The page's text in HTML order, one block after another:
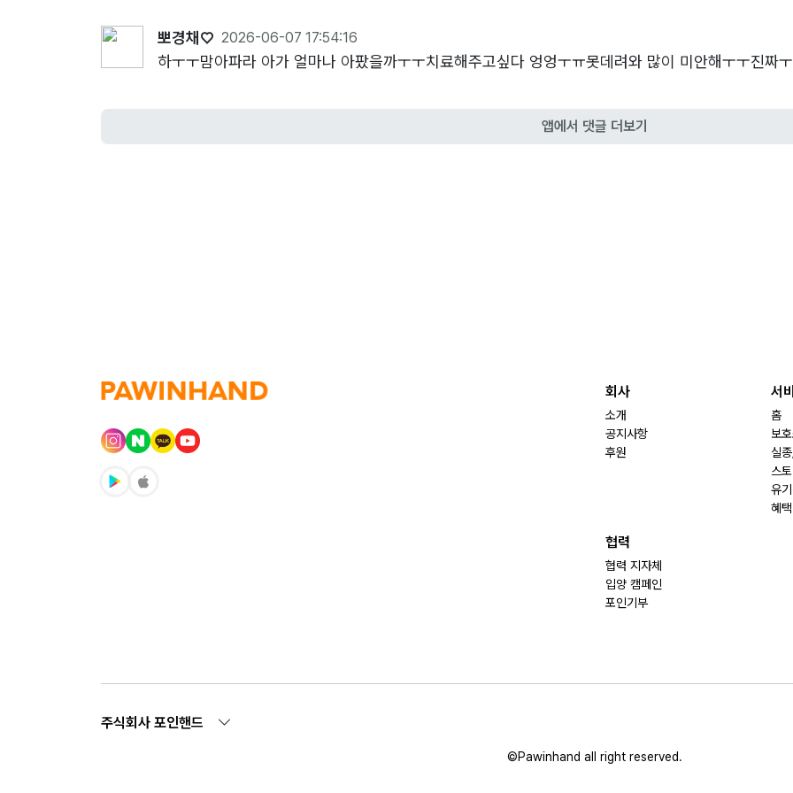
뽀경채♡ 2026-06-07 17:54:16
하ㅜㅜ맘아파라 아가 얼마나 아팠을까ㅜㅜ치료해주고싶다 엉엉ㅜㅠ못데려와 많이 미안해ㅜㅜ진짜
앱에서 댓글 더보기
회사
소개
공지사항
후원
서
홈
보
실
스토
유
혜택
협력
협력 지자체
입양 캠페인
포인기부
주식회사 포인핸드
©Pawinhand all right reserved.